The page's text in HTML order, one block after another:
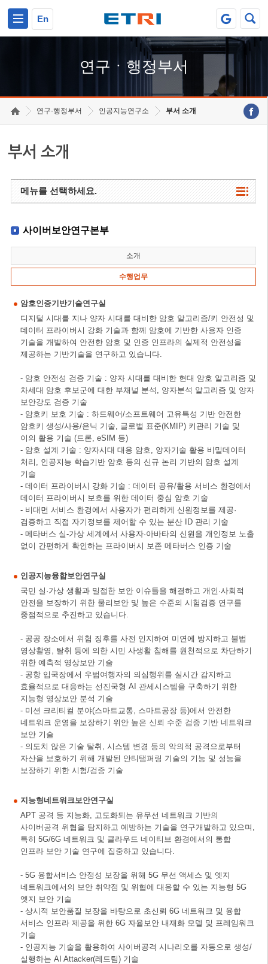
En
연구ㆍ행정부서
연구·행정부서 인공지능연구소 부서 소개
부서 소개
메뉴를 선택하세요.
사이버보안연구본부
소개
수행업무
암호인증기반기술연구실
디지털 시대를 지나 양자 시대를 대비한 암호 알고리즘/키 안전성 및
데이터 프라이버시 강화 기술과 함께 암호에 기반한 사용자 인증
기술을 개발하여 안전한 암호 및 인증 인프라의 실제적 안전성을
제공하는 기반기술을 연구하고 있습니다.
- 암호 안전성 검증 기술 : 양자 시대를 대비한 현대 암호 알고리즘 및
차세대 암호 후보군에 대한 부채널 분석, 양자분석 알고리즘 및 양자
보안강도 검증 기술
- 암호키 보호 기술 : 하드웨어/소프트웨어 고유특성 기반 안전한
암호키 생성/사용/은닉 기술, 글로벌 표준(KMIP) 키관리 기술 및
이의 활용 기술 (드론, eSIM 등)
- 암호 설계 기술 : 양자시대 대응 암호, 양자기술 활용 비밀데이터
처리, 인공지능 학습기반 암호 등의 신규 논리 기반의 암호 설계
기술
- 데이터 프라이버시 강화 기술 : 데이터 공유/활용 서비스 환경에서
데이터 프라이버시 보호를 위한 데이터 중심 암호 기술
- 비대면 서비스 환경에서 사용자가 편리하게 신원정보를 제공·
검증하고 직접 자기정보를 제어할 수 있는 분산 ID 관리 기술
- 메타버스 실-가상 세계에서 사용자·아바타의 신원을 개인정보 노출
없이 간편하게 확인하는 프라이버시 보존 메타버스 인증 기술
인공지능융합보안연구실
국민 실·가상 생활과 밀접한 보안 이슈들을 해결하고 개인·사회적
안전을 보장하기 위한 물리보안 및 높은 수준의 시험검증 연구를
중점적으로 추진하고 있습니다.
- 공공 장소에서 위험 징후를 사전 인지하여 미연에 방지하고 불법
영상촬영, 탈취 등에 의한 시민 사생활 침해를 원천적으로 차단하기
위한 예측적 영상보안 기술
- 공항 입국장에서 우범여행자의 의심행위를 실시간 감지하고
효율적으로 대응하는 선진국형 AI 관세시스템을 구축하기 위한
지능형 영상보안 분석 기술
- 미션 크리티컬 분야(스마트교통, 스마트공장 등)에서 안전한
네트워크 운영을 보장하기 위안 높은 신뢰 수준 검증 기반 네트워크
보안 기술
- 의도치 않은 기술 탈취, 시스템 변경 등의 악의적 공격으로부터
자산을 보호하기 위해 개발된 안티탬퍼링 기술의 기능 및 성능을
보장하기 위한 시험/검증 기술
지능형네트워크보안연구실
APT 공격 등 지능화, 고도화되는 유무선 네트워크 기반의
사이버공격 위협을 탐지하고 예방하는 기술을 연구개발하고 있으며,
특히 5G/6G 네트워크 및 클라우드 네이티브 환경에서의 통합
인프라 보안 기술 연구에 집중하고 있습니다.
- 5G 융합서비스 안정성 보장을 위해 5G 무선 액세스 및 엣지
네트워크에서의 보안 취약점 및 위협에 대응할 수 있는 지능형 5G
엣지 보안 기술
- 상시적 보안품질 보장을 바탕으로 초신뢰 6G 네트워크 및 융합
서비스 인프라 제공을 위한 6G 자율보안 내재화 모델 및 프레임워크
기술
- 인공지능 기술을 활용하여 사이버공격 시나리오를 자동으로 생성/
실행하는 AI Attacker(레드팀) 기술